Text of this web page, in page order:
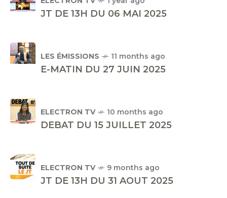
JT DE 13H DU 06 MAI 2025
LES ÉMISSIONS 11 months ago
E-MATIN DU 27 JUIN 2025
ELECTRON TV 10 months ago
DEBAT DU 15 JUILLET 2025
ELECTRON TV 9 months ago
JT DE 13H DU 31 AOUT 2025